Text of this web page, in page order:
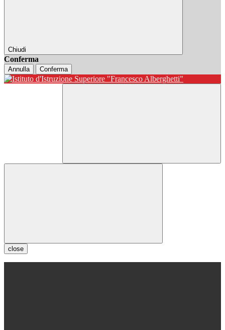
Chiudi
Conferma
Annulla Conferma
close